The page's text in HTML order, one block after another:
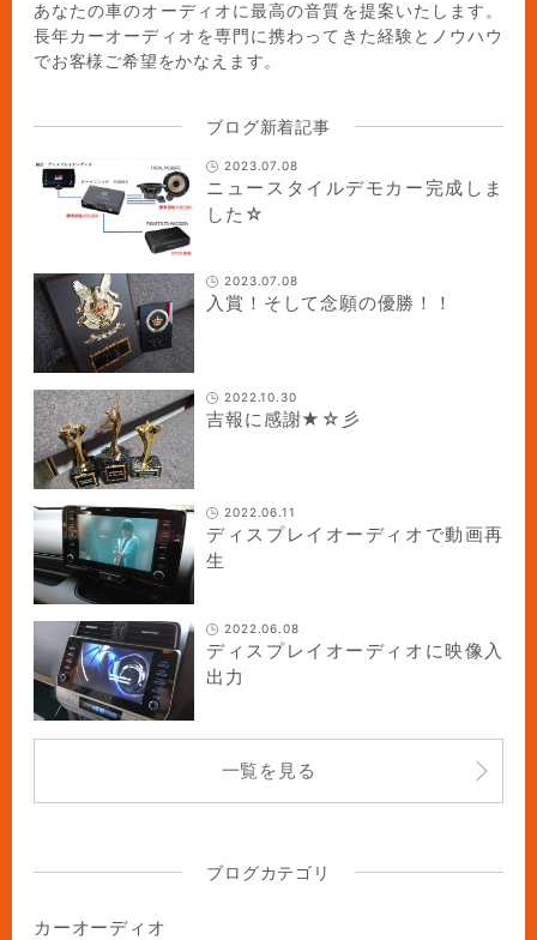
あなたの車のオーディオに最高の音質を提案いたします。
長年カーオーディオを専門に携わってきた経験とノウハウ
でお客様ご希望をかなえます。
ブログ新着記事
2023.07.08
ニュースタイルデモカー完成しま
した☆
2023.07.08
入賞！そして念願の優勝！！
2022.10.30
吉報に感謝★☆彡
2022.06.11
ディスプレイオーディオで動画再
生
2022.06.08
ディスプレイオーディオに映像入
出力
一覧を見る
ブログカテゴリ
カーオーディオ